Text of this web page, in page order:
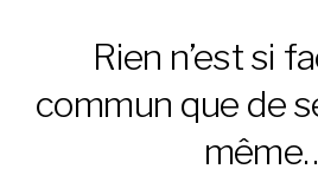
Rien n’est si
commun que de